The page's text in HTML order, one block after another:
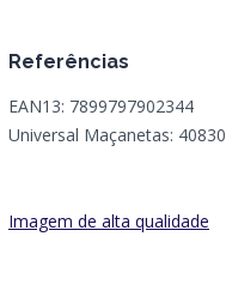
Referências
EAN13: 7899797902344
Universal Maçanetas: 40830
Imagem de alta qualidade